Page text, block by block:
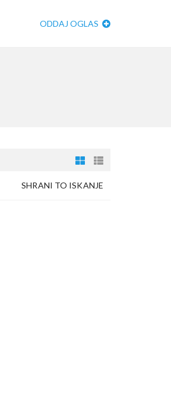
ODDAJ OGLAS
SHRANI TO ISKANJE